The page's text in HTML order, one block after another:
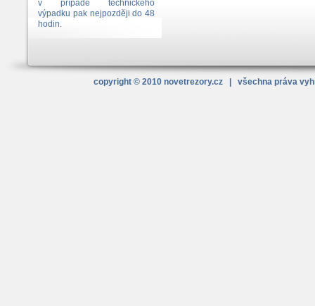
v případě technického
výpadku pak nejpozději do 48
hodin.
copyright © 2010 novetrezory.cz | všechna práva